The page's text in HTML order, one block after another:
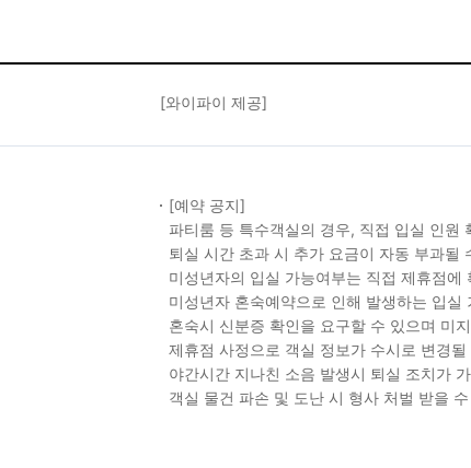
[와이파이 제공]
[예약 공지]
파티룸 등 특수객실의 경우, 직접 입실 인원
퇴실 시간 초과 시 추가 요금이 자동 부과될
미성년자의 입실 가능여부는 직접 제휴점에
미성년자 혼숙예약으로 인해 발생하는 입
혼숙시 신분증 확인을 요구할 수 있으며 미
제휴점 사정으로 객실 정보가 수시로 변경
야간시간 지나친 소음 발생시 퇴실 조치가
객실 물건 파손 및 도난 시 형사 처벌 받을